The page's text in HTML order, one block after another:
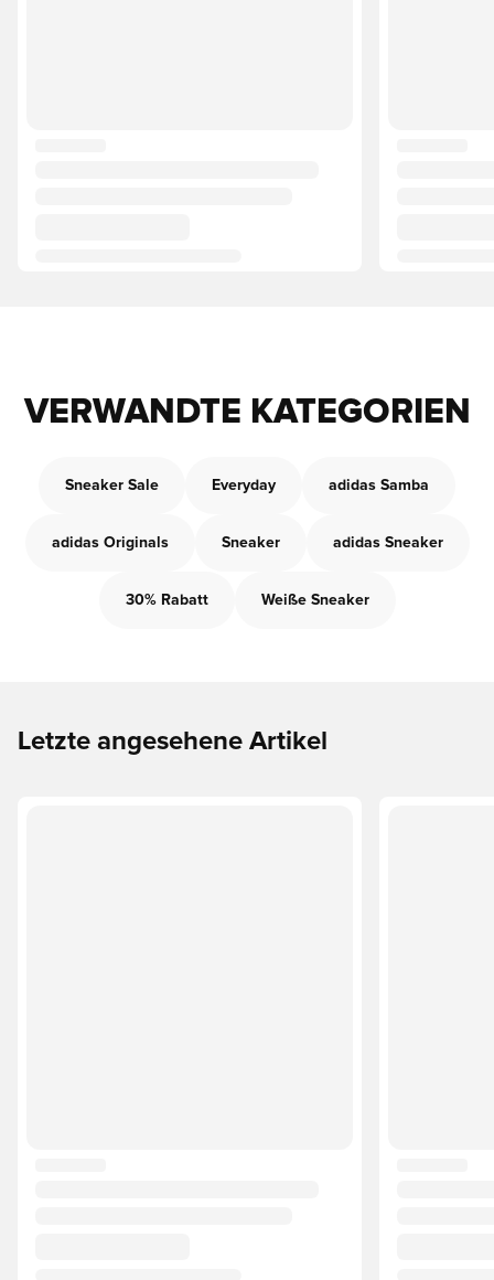
VERWANDTE KATEGORIEN
Sneaker Sale Everyday adidas Samba
adidas Originals Sneaker adidas Sneaker
30% Rabatt Weiße Sneaker
Letzte angesehene Artikel